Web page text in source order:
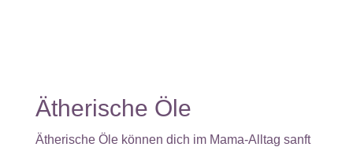
Ätherische Öle
Ätherische Öle können dich im Mama-Alltag sanft